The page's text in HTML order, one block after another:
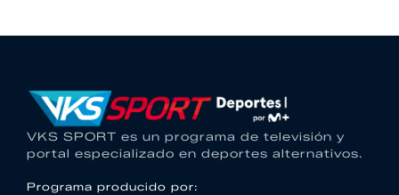
VKS SPORT es un programa de televisión y
portal especializado en deportes alternativos.
Programa producido por: